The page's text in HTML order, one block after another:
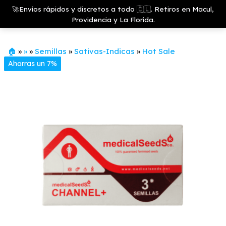
Saltar
contenido
🚀Envíos rápidos y discretos a todo 🇨🇱. Retiros en Macul,
Providencia y La Florida.
Growshop
& LED
Store
🏠 » » » Semillas » Sativas-Indicas » Hot Sale
Ahorras un 7%